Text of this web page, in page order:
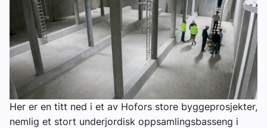
Her er en titt ned i et av Hofors store byggeprosjekter,
nemlig et stort underjordisk oppsamlingsbasseng i